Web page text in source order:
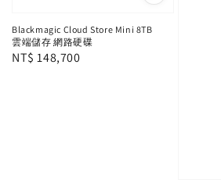
Blackmagic Cloud Store Mini 8TB
雲端儲存 網路硬碟
Regular
NT$ 148,700